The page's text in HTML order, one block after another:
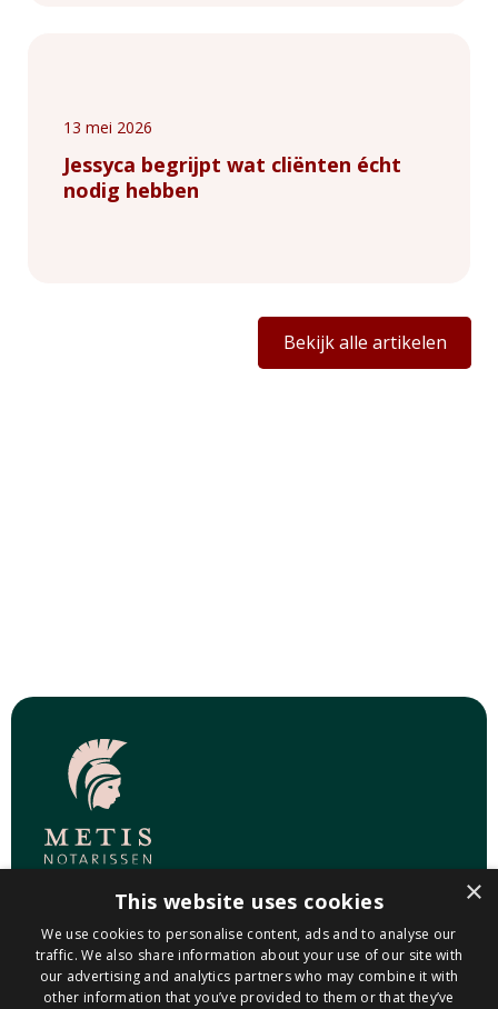
13 mei 2026
Jessyca begrijpt wat cliënten écht
nodig hebben
Bekijk alle artikelen
CONTACT
Postadres
Postbus 313
×
This website uses cookies
We use cookies to personalise content, ads and to analyse our
traffic. We also share information about your use of our site with
our advertising and analytics partners who may combine it with
other information that you’ve provided to them or that they’ve